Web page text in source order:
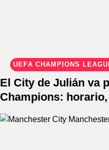
UEFA CHAMPIONS
El City de Julián va
Champions: